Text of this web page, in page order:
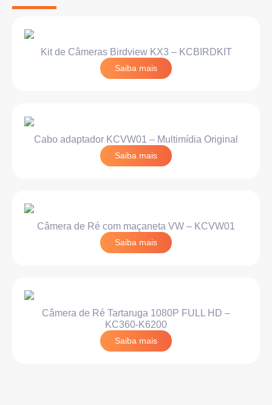
Kit de Câmeras Birdview KX3 – KCBIRDKIT
Saiba mais
Cabo adaptador KCVW01 – Multimídia Original
Saiba mais
Câmera de Ré com maçaneta VW – KCVW01
Saiba mais
Câmera de Ré Tartaruga 1080P FULL HD –
KC360-K6200
Saiba mais